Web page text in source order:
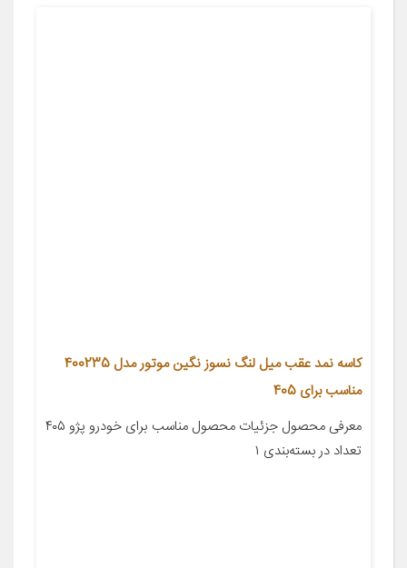
کاسه نمد عقب میل لنگ نسوز نگین موتور مدل 400235
مناسب برای 405
معرفی محصول جزئیات محصول مناسب برای خودرو پژو ۴۰۵
تعداد در بسته‌بندی ۱